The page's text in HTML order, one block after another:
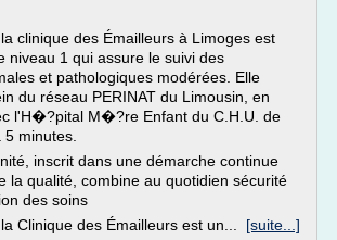
clinique des Émailleurs à Limoges est
niveau 1 qui assure le suivi des
et pathologiques modérées. Elle
du réseau PERINAT du Limousin, en
l'H�?pital M�?re Enfant du C.H.U. de
minutes.
inscrit dans une démarche continue
la qualité, combine au quotidien sécurité
des soins
Clinique des Émailleurs est un... [suite...]